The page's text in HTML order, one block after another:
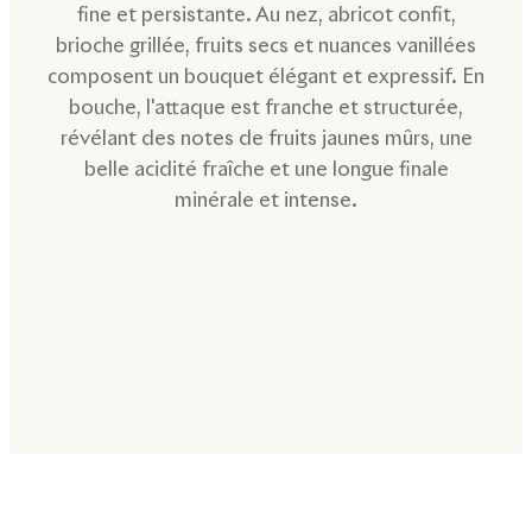
fine et persistante. Au nez, abricot confit,
brioche grillée, fruits secs et nuances vanillées
composent un bouquet élégant et expressif. En
bouche, l'attaque est franche et structurée,
révélant des notes de fruits jaunes mûrs, une
belle acidité fraîche et une longue finale
minérale et intense.